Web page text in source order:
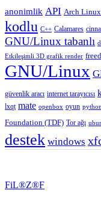
anonimlik API Arch Linux
kodlu C++ Calamares
GNU/Linux tabanlı
Etkileşimli 3D grafik render
GNU/Linux
güvenlik aracı internet tarayıcısı
lxqt mate openbox oyun python
Foundation (TDF) Tor ağı
destek windows
FiL®Z®F